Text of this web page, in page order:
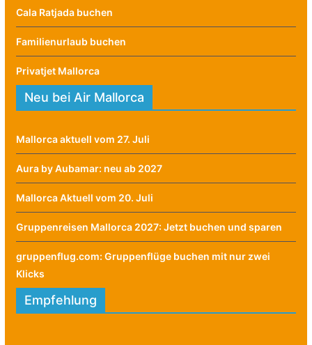
Cala Ratjada buchen
Familienurlaub buchen
Privatjet Mallorca
Neu bei Air Mallorca
Mallorca aktuell vom 27. Juli
Aura by Aubamar: neu ab 2027
Mallorca Aktuell vom 20. Juli
Gruppenreisen Mallorca 2027: Jetzt buchen und sparen
gruppenflug.com: Gruppenflüge buchen mit nur zwei
Klicks
Empfehlung